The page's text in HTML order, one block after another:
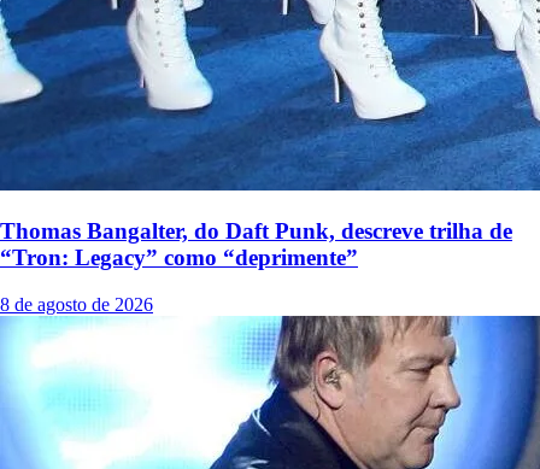
Thomas Bangalter, do Daft Punk, descreve trilha de
“Tron: Legacy” como “deprimente”
8 de agosto de 2026